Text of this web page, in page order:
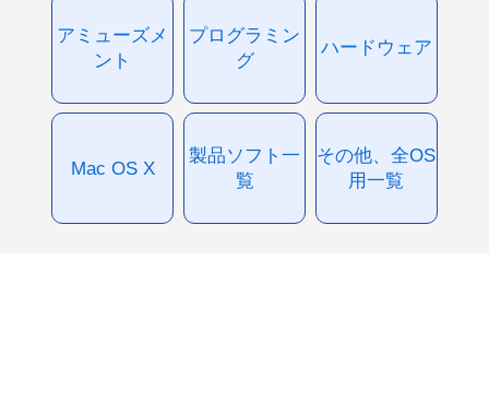
アミューズメ
ント
プログラミン
グ
ハードウェア
Mac OS X
製品ソフト一
覧
その他、全OS
用一覧